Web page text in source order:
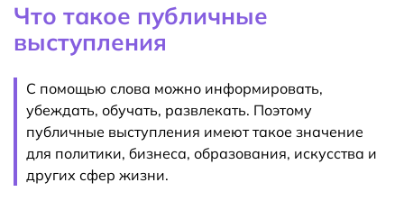
Что такое публичные
выступления
С помощью слова можно информировать,
убеждать, обучать, развлекать. Поэтому
публичные выступления имеют такое значение
для политики, бизнеса, образования, искусства и
других сфер жизни.